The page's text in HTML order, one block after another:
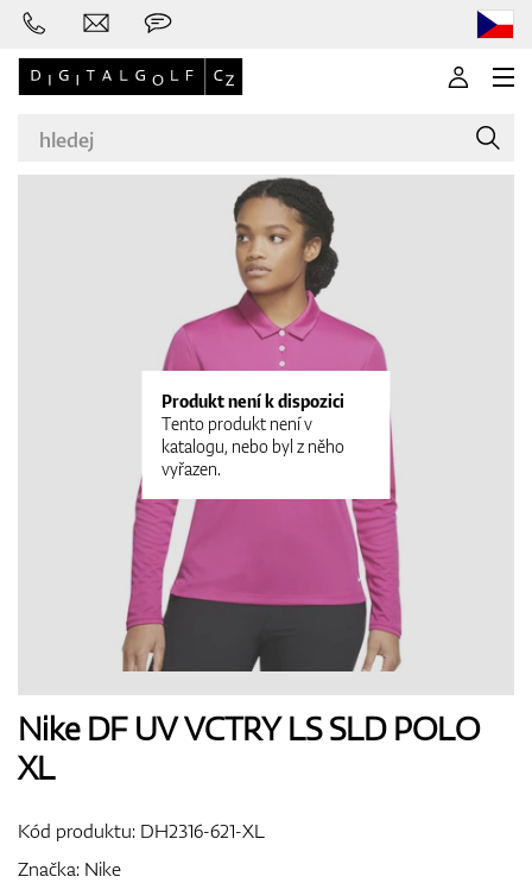
Značky
Golfové hole
Produkt není k dispozici
Tento produkt není v
katalogu, nebo byl z něho
vyřazen.
Nike DF UV VCTRY LS SLD POLO
XL
Kód produktu: DH2316-621-XL
Značka: Nike